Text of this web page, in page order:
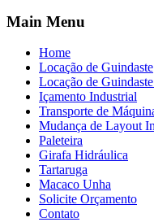
Main Menu
Home
Locação de Guindaste
Locação de
Içamento Industrial
Transporte de
Mudança de Layout
Paleteira
Girafa Hidráulica
Tartaruga
Macaco Unha
Solicite Orçamento
Contato